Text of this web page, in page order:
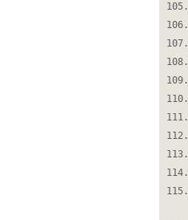
105.
106.
107.
108.
109.
110.
111.
112.
113.
114.
115.